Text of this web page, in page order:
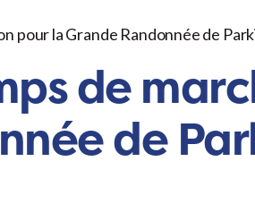
pour la Grande Randonnée de
de
de